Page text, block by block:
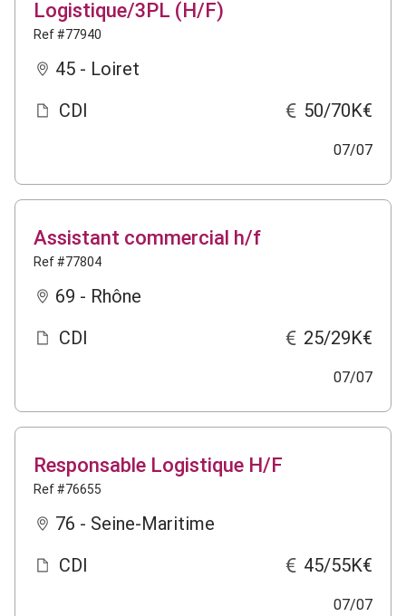
Logistique/3PL (H/F)
Ref #77940
45 - Loiret
CDI
50/70K€
07/07
Assistant commercial h/f
Ref #77804
69 - Rhône
CDI
25/29K€
07/07
Responsable Logistique H/F
Ref #76655
76 - Seine-Maritime
CDI
45/55K€
07/07